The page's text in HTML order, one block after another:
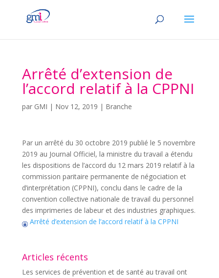
Arrêté d’extension de
l’accord relatif à la CPPNI
par GMI | Nov 12, 2019 | Branche
Par un arrêté du 30 octobre 2019 publié le 5 novembre
2019 au Journal Officiel, la ministre du travail a étendu
les dispositions de l’accord du 12 mars 2019 relatif à la
commission paritaire permanente de négociation et
d’interprétation (CPPNI), conclu dans le cadre de la
convention collective nationale de travail du personnel
des imprimeries de labeur et des industries graphiques.
Arrêté d’extension de l’accord relatif à la CPPNI
Articles récents
Les services de prévention et de santé au travail ont